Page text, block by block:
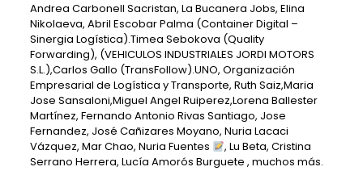
Andrea Carbonell Sacristan, La Bucanera Jobs, Elina
Nikolaeva, Abril Escobar Palma (Container Digital –
Sinergia Logística).Timea Sebokova (Quality
Forwarding), (VEHICULOS INDUSTRIALES JORDI MOTORS
S.L.),Carlos Gallo (TransFollow).UNO, Organización
Empresarial de Logística y Transporte, Ruth Saiz,Maria
Jose Sansaloni,Miguel Angel Ruiperez,Lorena Ballester
Martínez, Fernando Antonio Rivas Santiago, Jose
Fernandez, José Cañizares Moyano, Nuria Lacaci
Vázquez, Mar Chao, Nuria Fuentes , Lu Beta, Cristina
Serrano Herrera, Lucía Amorós Burguete , muchos más.